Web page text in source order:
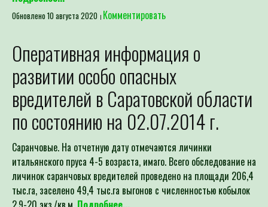
Обновлено 10 августа 2020 Комментировать
Оперативная информация о
развитии особо опасных
вредителей в Саратовской области
по состоянию на 02.07.2014 г.
Саранчовые. На отчетную дату отмечаются личинки
итальянского пруса 4-5 возраста, имаго. Всего обследование на
личинок саранчовых вредителей проведено на площади 206,4
тыс.га, заселено 49,4 тыс.га выгонов с численностью кобылок
2,9-20 экз./кв.м. Подробнее...